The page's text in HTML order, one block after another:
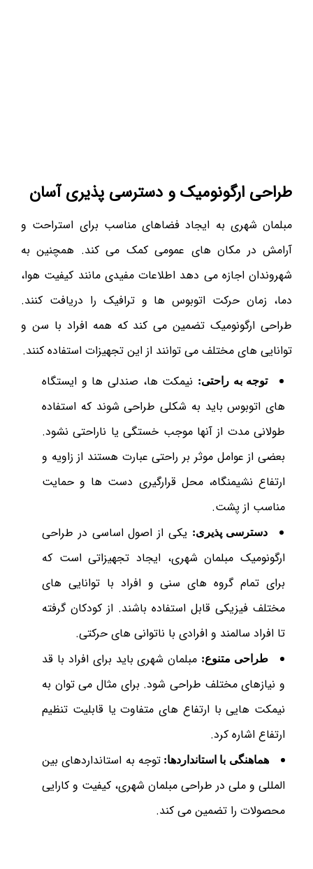
طراحی ارگونومیک و دسترسی پذیری آسان
مبلمان شهری به ایجاد فضاهای مناسب برای استراحت و
آرامش در مکان های عمومی کمک می کند. همچنین به
شهروندان اجازه می دهد اطلاعات مفیدی مانند کیفیت هوا،
دما، زمان حرکت اتوبوس ها و ترافیک را دریافت کنند.
طراحی ارگونومیک تضمین می کند که همه افراد با سن و
توانایی های مختلف می توانند از این تجهیزات استفاده کنند.
توجه به راحتی: نیمکت ها، صندلی ‌ها و ایستگاه
های اتوبوس باید به شکلی طراحی شوند که استفاده
طولانی مدت از آنها موجب خستگی یا ناراحتی نشود.
بعضی از عوامل موثر بر راحتی عبارت هستند از زاویه و
ارتفاع نشیمنگاه، محل قرارگیری دست ‌ها و حمایت
مناسب از پشت.
دسترسی پذیری: یکی از اصول اساسی در طراحی
ارگونومیک مبلمان شهری، ایجاد تجهیزاتی است که
برای تمام گروه های سنی و افراد با توانایی های
مختلف فیزیکی قابل استفاده باشند. از کودکان گرفته
تا افراد سالمند و افرادی با ناتوانی های حرکتی.
طراحی متنوع: مبلمان شهری باید برای افراد با قد
و نیازهای مختلف طراحی شود. برای مثال می توان به
نیمکت هایی با ارتفاع های متفاوت یا قابلیت تنظیم
ارتفاع اشاره کرد.
هماهنگی با استانداردها:توجه به استانداردهای بین
المللی و ملی در طراحی مبلمان شهری، کیفیت و کارایی
محصولات را تضمین می کند.